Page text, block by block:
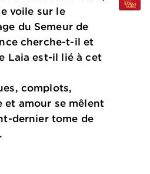
voile sur le
du Semeur de
cherche-t-il et
Laia est-il lié à cet
complots,
et amour se mêlent
dernier tome de